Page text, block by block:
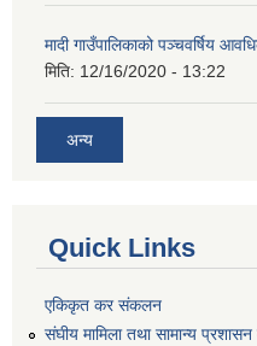
मादी गाउँपालिकाको पञ्चवर्षिय
मिति: 12/16/2020 - 13:22
अन्य
Quick Links
एकिकृत कर संकलन
संघीय मामिला तथा सामान्य